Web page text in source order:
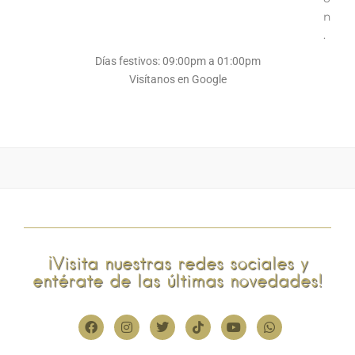
n
.
Días festivos: 09:00pm a 01:00pm
Visítanos en Google
¡Visita nuestras redes sociales y
entérate de las últimas novedades!